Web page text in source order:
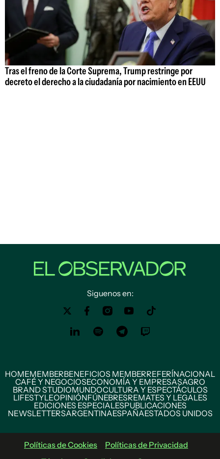
Tras el freno de la Corte Suprema, Trump restringe por
decreto el derecho a la ciudadanía por nacimiento en EEUU
Siguenos en:
HOMEMEMBERBENEFICIOS MEMBERREFERÍNACIONAL
CAFÉ Y NEGOCIOSECONOMÍA Y EMPRESASAGRO
BRAND STUDIOMUNDOCULTURA Y ESPECTÁCULOS
LIFESTYLEOPINIÓNFÚNEBRESREMATES Y LEGALES
EDICIONES ESPECIALESPUBLICACIONES
NEWSLETTERSARGENTINAESPAÑAESTADOS UNIDOS
Políticas de Cookies
Políticas de Privacidad